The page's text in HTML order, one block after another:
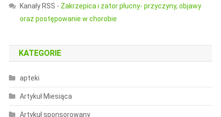
Kanały RSS - Zakrzepica i zator płucny- przyczyny, objawy
oraz postępowanie w chorobie
KATEGORIE
apteki
Artykuł Miesiąca
Artykuł sponsorowany